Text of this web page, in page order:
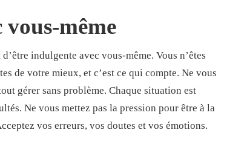
vous-même
indulgente avec vous-même. Vous n’êtes
de votre mieux, et c’est ce qui compte. Ne vous
gérer sans problème. Chaque situation est
Ne vous mettez pas la pression pour être à la
vos erreurs, vos doutes et vos émotions.